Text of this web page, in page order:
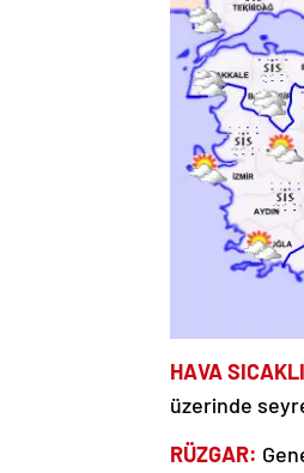
HAVA
üzerinde
RÜZGAR: